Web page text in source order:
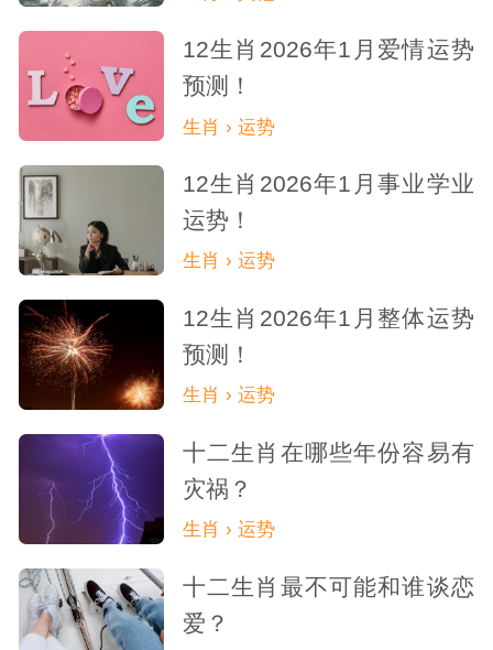
12生肖2026年1月爱情运势
预测！
生肖 › 运势
12生肖2026年1月事业学业
运势！
生肖 › 运势
12生肖2026年1月整体运势
预测！
生肖 › 运势
十二生肖在哪些年份容易有
灾祸？
生肖 › 运势
十二生肖最不可能和谁谈恋
爱？